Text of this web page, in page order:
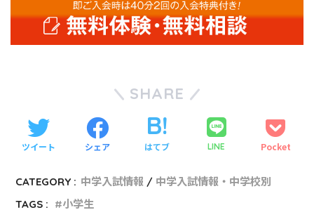
SHARE
ツイート シェア はてブ LINE Pocket
CATEGORY : 中学入試情報
中学入試情報・中学校別
TAGS :
小学生